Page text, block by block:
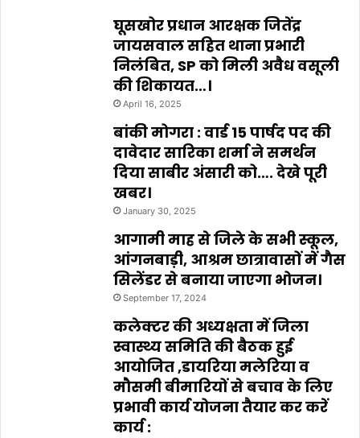
घूसखोर प्रधान आरक्षक जितेंद्र
जायसवाल सहित थाना प्रभारी
निलंबित, SP को मिली अवैध वसूली
की शिकायत…।
April 16, 2025
बांकी मोगरा : वार्ड 15 पार्षद पद की
दावेदार सारिका शर्मा ने समर्थन
दिया साबीर अंसारी को…. देखे पूरी
खबर।
January 30, 2025
आगामी माह से जिले के सभी स्कूल,
आंगनबाड़ी, आश्रम छात्रावासों में गैस
सिलेंडर से बनाया जाएगा भोजन।
September 17, 2024
कलेक्टर की अध्यक्षता में जिला
स्वास्थ्य समिति की बैठक हुई
आयोजित ,डायरिया मलेरिया व
मौसमी बीमारियों से बचाव के लिए
प्रभावी कार्य योजना तैयार कर करें
कार्य :